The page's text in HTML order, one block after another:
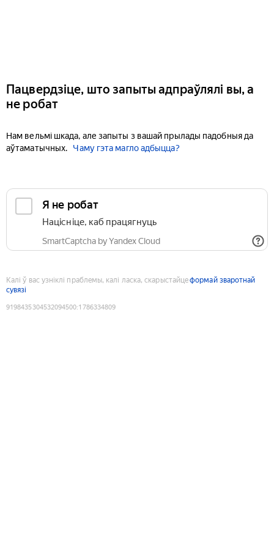
Пацвердзіце, што запыты адпраўлялі вы, а
не робат
Нам вельмі шкада, але запыты з вашай прылады падобныя да
аўтаматычных.
Чаму гэта магло адбыцца?
Я не робат
Націсніце, каб працягнуць
SmartCaptcha by Yandex Cloud
Калі ў вас узніклі праблемы, калі ласка, скарыстайцеформай зваротнай
сувязі
9198435304532094500:1786334809